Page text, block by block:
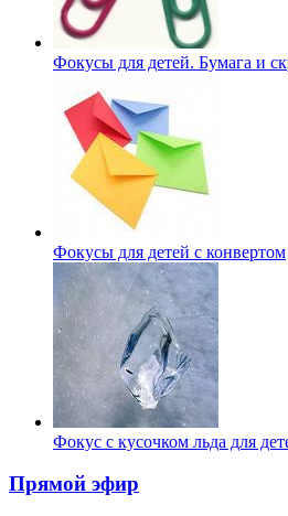
Фокусы для детей. Бумага и
Фокусы для детей с конвертом
Фокус с кусочком льда для
Прямой эфир